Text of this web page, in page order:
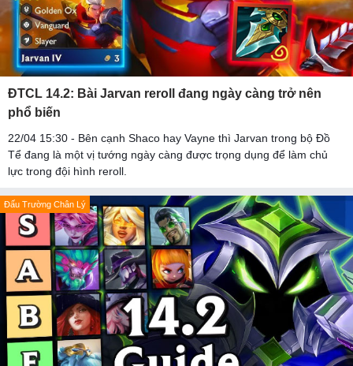
ĐTCL 14.2: Bài Jarvan reroll đang ngày càng trở nên
phổ biến
22/04 15:30 - Bên cạnh Shaco hay Vayne thì Jarvan trong bộ Đồ
Tể đang là một vị tướng ngày càng được trọng dụng để làm chủ
lực trong đội hình reroll.
Đấu Trường Chân Lý